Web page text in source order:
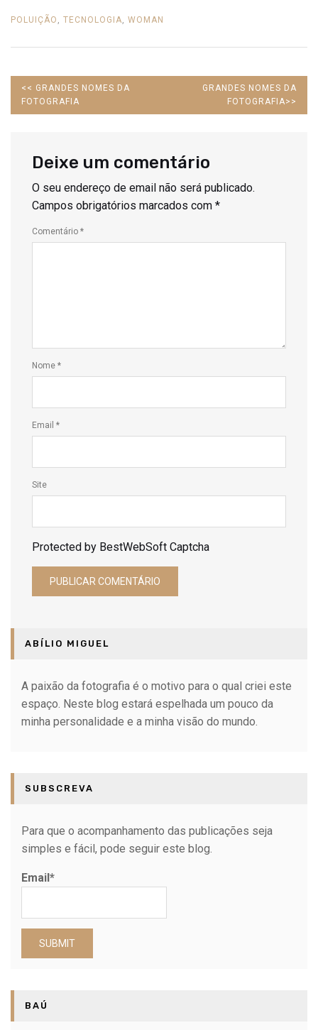
POLUIÇÃO TECNOLOGIA WOMAN
<< PREVIOUS
POST:
GRANDES NOMES DA
FOTOGRAFIA
NEXT
POST:
GRANDES NOMES DA
FOTOGRAFIA>>
Deixe um comentário
O seu endereço de email não será publicado.
Campos obrigatórios marcados com *
Comentário *
Nome *
Email *
Site
Protected by BestWebSoft Captcha
ABÍLIO MIGUEL
A paixão da fotografia é o motivo para o qual criei este
espaço. Neste blog estará espelhada um pouco da
minha personalidade e a minha visão do mundo.
SUBSCREVA
Para que o acompanhamento das publicações seja
simples e fácil, pode seguir este blog.
Email*
BAÚ